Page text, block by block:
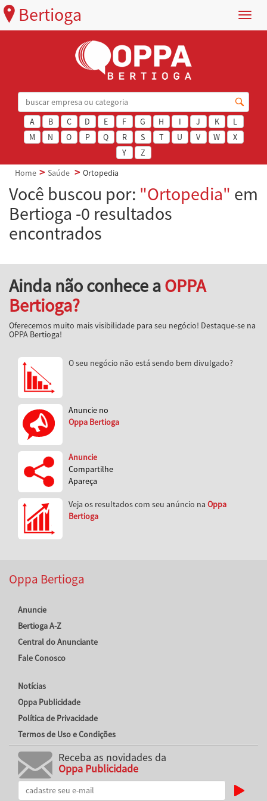
Menu
Bertioga
A B C D E F G H I J K
L
M
N O P Q R S T U V W
X
Y
Z
Home
Saúde Ortopedia
Você buscou por: "Ortopedia" em
Bertioga -0 resultados
encontrados
Ainda não conhece aOPPA
Bertioga?
Oferecemos muito mais visibilidade para seu negócio! Destaque-se na
OPPA Bertioga!
O seu negócio não está sendo bem divulgado?
Anuncie no
Oppa Bertioga
Anuncie
Compartilhe
Apareça
Veja os resultados com seu anúncio na Oppa
Bertioga
Oppa Bertioga
Anuncie
Bertioga A-Z
Central do Anunciante
Fale Conosco
Notícias
Oppa Publicidade
Política de Privacidade
Termos de Uso e Condições
Receba as novidades da
Oppa Publicidade